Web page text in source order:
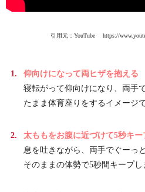
引用元：YouTube https://
仰向けになって両ヒザを抱える
寝転がって仰向けになり、両手
たまま体育座りをするイメージ
太ももをお腹に近づけて5秒キー
息を吐きながら、両手でぐーっ
そのままの体勢で5秒間キープし